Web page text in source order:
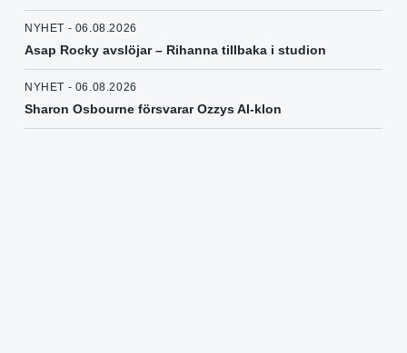
NYHET - 06.08.2026
Asap Rocky avslöjar – Rihanna tillbaka i studion
NYHET - 06.08.2026
Sharon Osbourne försvarar Ozzys AI-klon